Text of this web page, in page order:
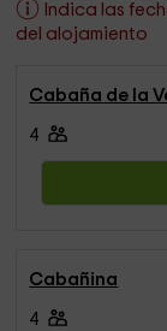
Indica las
del alojamiento
Cabaña de la
4
Cabañina
4